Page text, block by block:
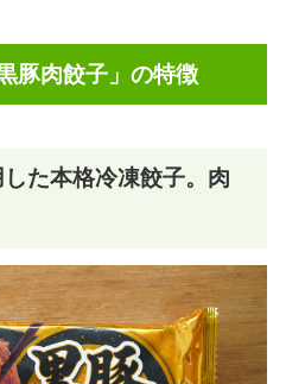
豚肉餃子」の特徴
た本格冷凍餃子。肉